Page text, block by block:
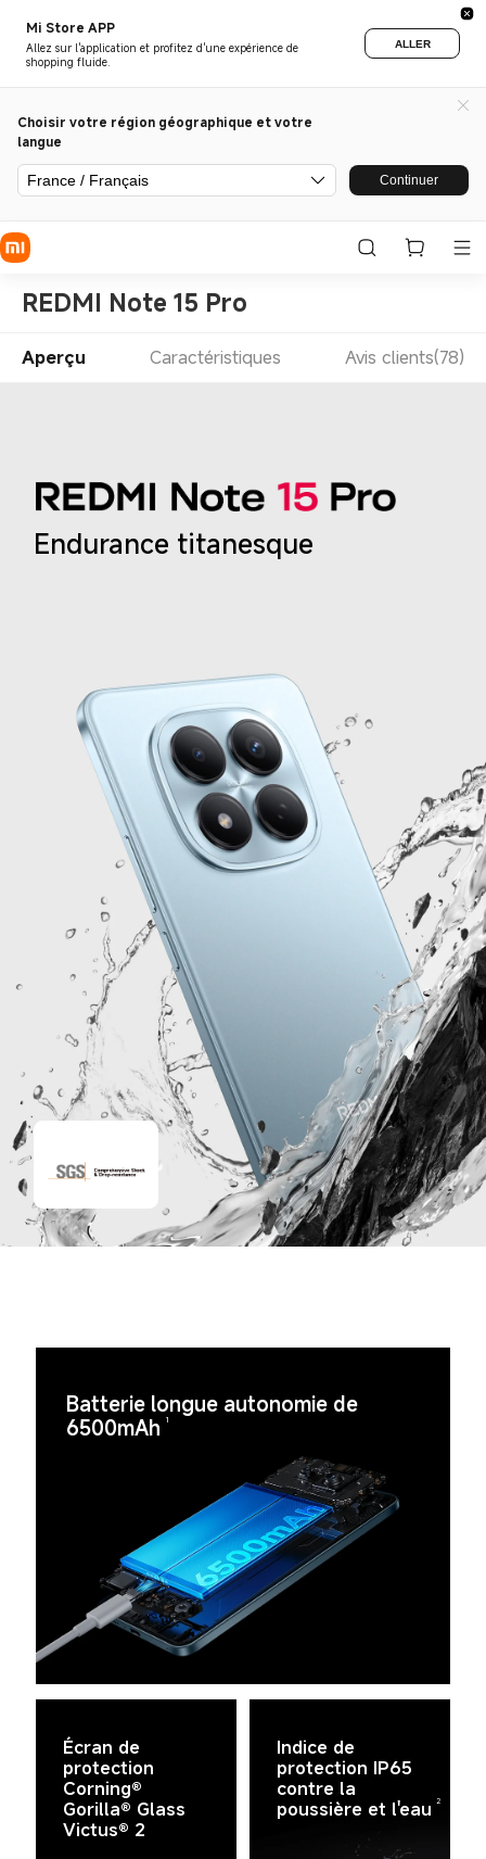
Mi Store APP
Allez sur l'application et profitez d'une expérience de
shopping fluide.
ALLER
Choisir votre région géographique et votre
langue
France / Français Continuer
REDMI Note 15 Pro
Aperçu Caractéristiques Avis clients(78)
Endurance titanesque
Batterie longue autonomie de
6500mAh 1
Écran de
protection
Corning®
Gorilla® Glass
Victus® 2
Indice de
protection IP65
contre la
poussière et l'eau 2